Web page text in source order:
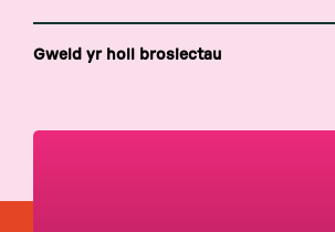
Gweld yr holl brosiectau